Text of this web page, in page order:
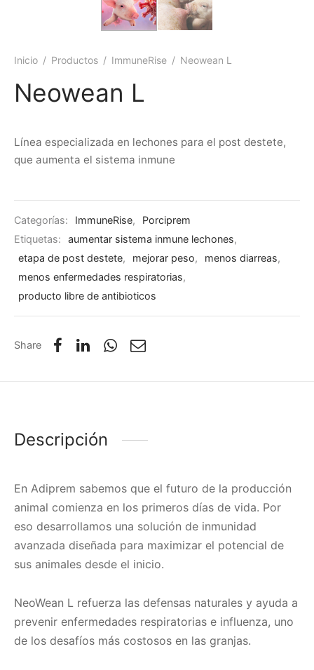
Inicio / Productos / ImmuneRise / Neowean L
Neowean L
Línea especializada en lechones para el post destete,
que aumenta el sistema inmune
Categorías: ImmuneRise,
Porciprem
Etiquetas:
aumentar sistema inmune lechones,
etapa de post destete, mejorar peso, menos diarreas,
menos enfermedades respiratorias,
producto libre de antibioticos
Share
Descripción
En Adiprem sabemos que el futuro de la producción
animal comienza en los primeros días de vida. Por
eso desarrollamos una solución de inmunidad
avanzada diseñada para maximizar el potencial de
sus animales desde el inicio.
NeoWean L refuerza las defensas naturales y ayuda a
prevenir enfermedades respiratorias e influenza, uno
de los desafíos más costosos en las granjas.